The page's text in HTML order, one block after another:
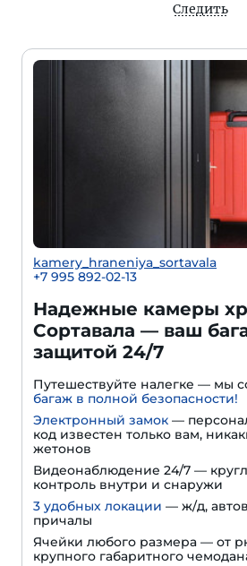
Следить
kamery_hraneniya_sortavala
+7 995 892-02-13
Надежные камеры
Сортавала — ваш
защитой 24/7
Путешествуйте налегке — мы
багаж в полной безопасности!
Электронный замок —
код известен только вам,
жетонов
Видеонаблюдение 24/7 —
контроль внутри и снаружи
3 удобных локации — ж/д,
причалы
Ячейки любого размера — от
крупного габаритного